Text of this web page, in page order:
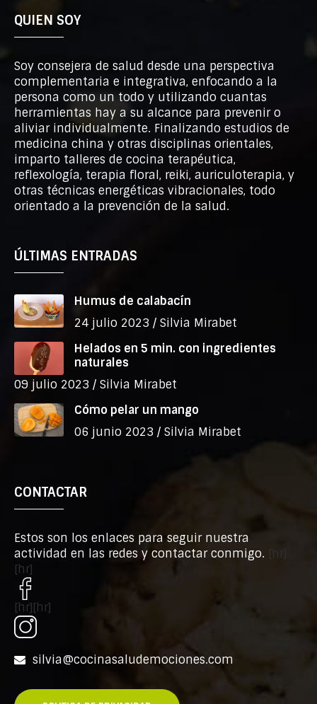
QUIEN SOY
Soy consejera de salud desde una perspectiva
complementaria e integrativa, enfocando a la
persona como un todo y utilizando cuantas
herramientas hay a su alcance para prevenir o
aliviar individualmente. Finalizando estudios de
medicina china y otras disciplinas orientales,
imparto talleres de cocina terapéutica,
reflexología, terapia floral, reiki, auriculoterapia, y
otras técnicas energéticas vibracionales, todo
orientado a la prevención de la salud.
ÚLTIMAS ENTRADAS
Humus de calabacín
24 julio 2023 / Silvia Mirabet
Helados en 5 min. con ingredientes
naturales
09 julio 2023 / Silvia Mirabet
Cómo pelar un mango
06 junio 2023 / Silvia Mirabet
CONTACTAR
Estos son los enlaces para seguir nuestra
actividad en las redes y contactar conmigo. [hr]
[hr]
[hr][hr]
silvia@cocinasaludemociones.com